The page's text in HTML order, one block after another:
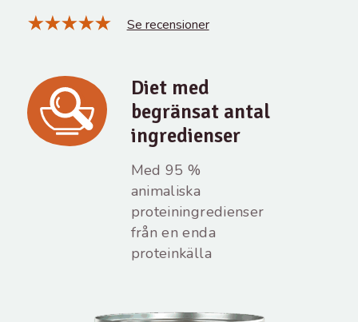
Se recensioner
Diet med
begränsat antal
ingredienser
Med 95 %
animaliska
proteiningredienser
från en enda
proteinkälla